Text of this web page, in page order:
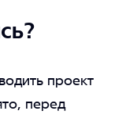
проект
перед